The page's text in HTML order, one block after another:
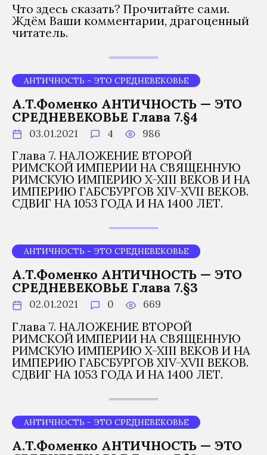
Что здесь сказать? Прочитайте сами.
Ждём Ваши комментарии, драгоценный
читатель.
АНТИЧНОСТЬ - ЭТО СРЕДНЕВЕКОВЬЕ
А.Т.Фоменко АНТИЧНОСТЬ — ЭТО
СРЕДНЕВЕКОВЬЕ Глава 7.§4
03.01.2021 4 986
Глава 7. НАЛОЖЕНИЕ ВТОРОЙ
РИМСКОЙ ИМПЕРИИ НА СВЯЩЕННУЮ
РИМСКУЮ ИМПЕРИЮ X-XIII ВЕКОВ И НА
ИМПЕРИЮ ГАБСБУРГОВ XIV-XVII ВЕКОВ.
СДВИГ НА 1053 ГОДА И НА 1400 ЛЕТ.
АНТИЧНОСТЬ - ЭТО СРЕДНЕВЕКОВЬЕ
А.Т.Фоменко АНТИЧНОСТЬ — ЭТО
СРЕДНЕВЕКОВЬЕ Глава 7.§3
02.01.2021 0 669
Глава 7. НАЛОЖЕНИЕ ВТОРОЙ
РИМСКОЙ ИМПЕРИИ НА СВЯЩЕННУЮ
РИМСКУЮ ИМПЕРИЮ X-XIII ВЕКОВ И НА
ИМПЕРИЮ ГАБСБУРГОВ XIV-XVII ВЕКОВ.
СДВИГ НА 1053 ГОДА И НА 1400 ЛЕТ.
АНТИЧНОСТЬ - ЭТО СРЕДНЕВЕКОВЬЕ
А.Т.Фоменко АНТИЧНОСТЬ — ЭТО